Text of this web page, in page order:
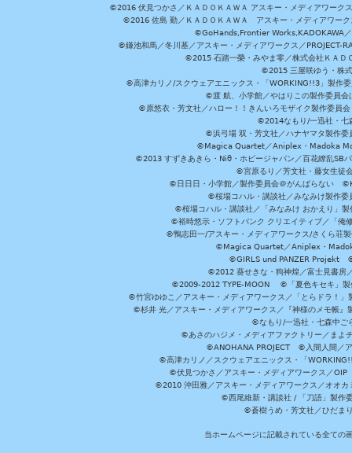
©2016 伏見つかさ／ＫＡＤＯＫＡＷＡ アスキー・メディアワー
©2016 佐島 勤／ＫＡＤＯＫＡＷＡ アスキー・メディアワ
©GoHands,Frontier Works,KADOKAWA
©鎌池和馬／冬川基／アスキー・メディアワークス／
©2015 石踏一榮・みやま零／株式会社ＫＡＤ
©2015 三屋咲ゆう・株
©高津カリノ/スクウェアエニックス・「WORKING!!3」製作
©渡 航、小学館／やはりこの製作委員
©原悠衣・芳文社／ハロー！！きんいろモザイク製作委員
©2014なもり/一迅社・
©浜弓場 双・芳文社／ハナヤマタ製作
©Magica Quartet／Aniplex・Madoka
©2013 すずきあきら・Niθ・ホビージャパン／百花繚乱
©宮原るり／芳文社・藤女生徒
©日日日・小学館／製作委員会＠がんばらない
©桜場コハル・講談社／みなみけ製作
©桜場コハル・講談社／「みなみけ おかえり」
©裕時悠示・ソフトバンク クリエイティブ／「
©鴨志田一/アスキー・メディアワークス/さく
©Magica Quartet／Aniplex・
©GIRLS und PANZER Projekt ©
©2012 葵せきな・狗神煌／富士見書
©2009-2012 TYPE-MOON ©「夏色キセキ」製
©竹宮ゆゆこ／アスキー・メディアワークス／「とらドラ！
©杉井 光／アスキー・メディアワークス／『神様のメモ帳
©なもり/一迅社・七森中
©あさのハジメ・メディアファクトリー／ま
©ANOHANA PROJECT ©入間人間／ア
©高津カリノ／スクウェアエニックス・「
©伏見つかさ／アスキー・メディアワークス／
©2010 沖田雅／アスキー・メディアワークス／オオ
©西尾維新・講談社 / 「刀語」製作
©蒼樹うめ・芳文社／ひだま
当ホームページに記載されている全ての